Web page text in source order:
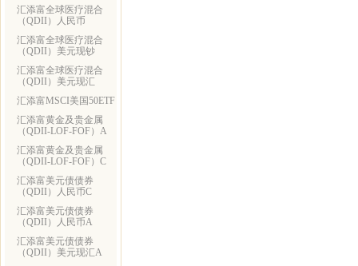
汇添富全球医疗混合
（QDII）人民币
汇添富全球医疗混合
（QDII）美元现钞
汇添富全球医疗混合
（QDII）美元现汇
汇添富MSCI美国50ETF
汇添富黄金及贵金属
（QDII-LOF-FOF）A
汇添富黄金及贵金属
（QDII-LOF-FOF）C
汇添富美元债债券
（QDII）人民币C
汇添富美元债债券
（QDII）人民币A
汇添富美元债债券
（QDII）美元现汇A